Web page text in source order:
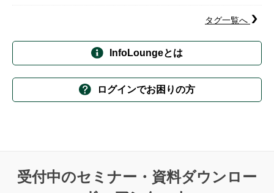
タグ一覧へ
InfoLoungeとは
ログインでお困りの方
受付中のセミナー・資料ダウンロー